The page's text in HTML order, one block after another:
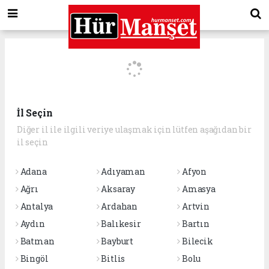
İl Seçin
Diğer il ile ilgili veriye ulaşmak için lütfen aşağıdan bir
il seçin
Adana Adıyaman
Afyon
Ağrı
Aksaray
Amasya
Antalya
Ardahan
Artvin
Aydın
Balıkesir
Bartın
Batman
Bayburt
Bilecik
Bingöl
Bitlis
Bolu